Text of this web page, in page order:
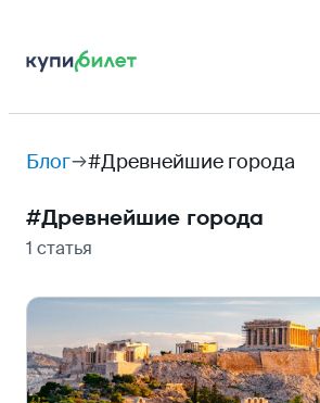
Блог #Древнейшие города
#Древнейшие города
1 статья